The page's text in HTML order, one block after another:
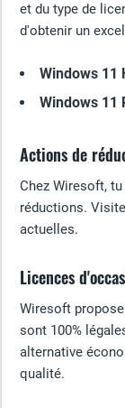
et du type de
d'obtenir un
Windows 11
Windows 11
Actions de
Chez Wiresoft,
réductions.
actuelles.
Licences
Wiresoft
sont 100%
alternative
qualité.